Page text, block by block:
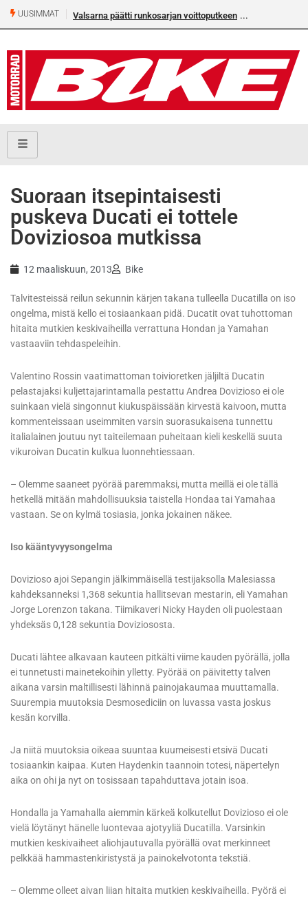
UUSIMMAT Valsarna päätti runkosarjan voittoputkeen
Suoraan itsepintaisesti
puskeva Ducati ei tottele
Doviziosoa mutkissa
12 maaliskuun, 2013 Bike
Talvitesteissä reilun sekunnin kärjen takana tulleella Ducatilla on iso
ongelma, mistä kello ei tosiaankaan pidä. Ducatit ovat tuhottoman
hitaita mutkien keskivaiheilla verrattuna Hondan ja Yamahan
vastaaviin tehdaspeleihin.
Valentino Rossin vaatimattoman toivioretken jäljiltä Ducatin
pelastajaksi kuljettajarintamalla pestattu Andrea Dovizioso ei ole
suinkaan vielä singonnut kiukuspäissään kirvestä kaivoon, mutta
kommenteissaan useimmiten varsin suorasukaisena tunnettu
italialainen joutuu nyt taiteilemaan puheitaan kieli keskellä suuta
vikuroivan Ducatin kulkua luonnehtiessaan.
– Olemme saaneet pyörää paremmaksi, mutta meillä ei ole tällä
hetkellä mitään mahdollisuuksia taistella Hondaa tai Yamahaa
vastaan. Se on kylmä tosiasia, jonka jokainen näkee.
Iso kääntyvyysongelma
Dovizioso ajoi Sepangin jälkimmäisellä testijaksolla Malesiassa
kahdeksanneksi 1,368 sekuntia hallitsevan mestarin, eli Yamahan
Jorge Lorenzon takana. Tiimikaveri Nicky Hayden oli puolestaan
yhdeksäs 0,128 sekuntia Doviziososta.
Ducati lähtee alkavaan kauteen pitkälti viime kauden pyörällä, jolla
ei tunnetusti mainetekoihin ylletty. Pyörää on päivitetty talven
aikana varsin maltillisesti lähinnä painojakaumaa muuttamalla.
Suurempia muutoksia Desmosediciin on luvassa vasta joskus
kesän korvilla.
Ja niitä muutoksia oikeaa suuntaa kuumeisesti etsivä Ducati
tosiaankin kaipaa. Kuten Haydenkin taannoin totesi, näpertelyn
aika on ohi ja nyt on tosissaan tapahduttava jotain isoa.
Hondalla ja Yamahalla aiemmin kärkeä kolkutellut Dovizioso ei ole
vielä löytänyt hänelle luontevaa ajotyyliä Ducatilla. Varsinkin
mutkien keskivaiheet aliohjautuvalla pyörällä ovat merkinneet
pelkkää hammastenkiristystä ja painokelvotonta tekstiä.
– Olemme olleet aivan liian hitaita mutkien keskivaiheilla. Pyörä ei